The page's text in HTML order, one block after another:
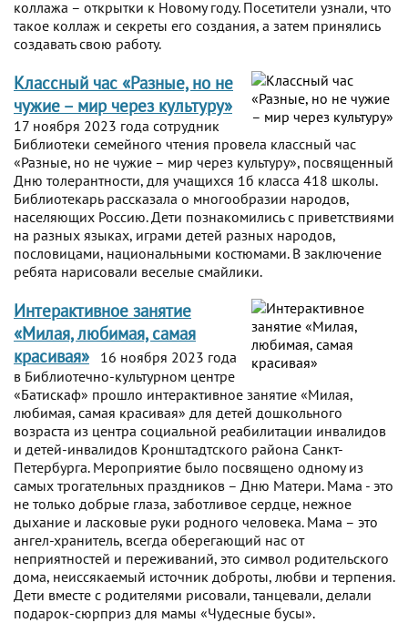
коллажа – открытки к Новому году. Посетители узнали, что
такое коллаж и секреты его создания, а затем принялись
создавать свою работу.
Классный час «Разные, но не
чужие – мир через культуру»
17 ноября 2023 года сотрудник
Библиотеки семейного чтения провела классный час
«Разные, но не чужие – мир через культуру», посвященный
Дню толерантности, для учащихся 1б класса 418 школы.
Библиотекарь рассказала о многообразии народов,
населяющих Россию. Дети познакомились с приветствиями
на разных языках, играми детей разных народов,
пословицами, национальными костюмами. В заключение
ребята нарисовали веселые смайлики.
Интерактивное занятие
«Милая, любимая, самая
красивая»
16 ноября 2023 года
в Библиотечно-культурном центре
«Батискаф» прошло интерактивное занятие «Милая,
любимая, самая красивая» для детей дошкольного
возраста из центра социальной реабилитации инвалидов
и детей-инвалидов Кронштадтского района Санкт-
Петербурга. Мероприятие было посвящено одному из
самых трогательных праздников – Дню Матери. Мама - это
не только добрые глаза, заботливое сердце, нежное
дыхание и ласковые руки родного человека. Мама – это
ангел-хранитель, всегда оберегающий нас от
неприятностей и переживаний, это символ родительского
дома, неиссякаемый источник доброты, любви и терпения.
Дети вместе с родителями рисовали, танцевали, делали
подарок-сюрприз для мамы «Чудесные бусы».